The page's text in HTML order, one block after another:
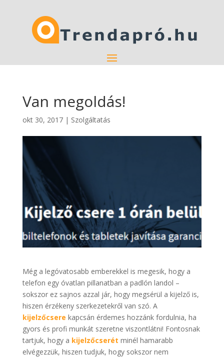
Van megoldás!
okt 30, 2017| Szolgáltatás
Még a legóvatosabb emberekkel is megesik, hogy a
telefon egy óvatlan pillanatban a padlón landol –
sokszor ez sajnos azzal jár, hogy megsérül a kijelző is,
hiszen érzékeny szerkezetekről van szó. A
kijelzőcsere kapcsán érdemes hozzánk fordulnia, ha
gyors és profi munkát szeretne viszontlátni! Fontosnak
tartjuk, hogy a kijelzőcserét minél hamarabb
elvégezzük, hiszen tudjuk, hogy sokszor nem